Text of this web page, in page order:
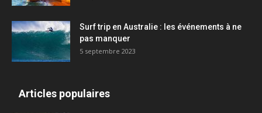
Surf trip en Australie : les événements à ne
pas manquer
5 septembre 2023
Articles populaires